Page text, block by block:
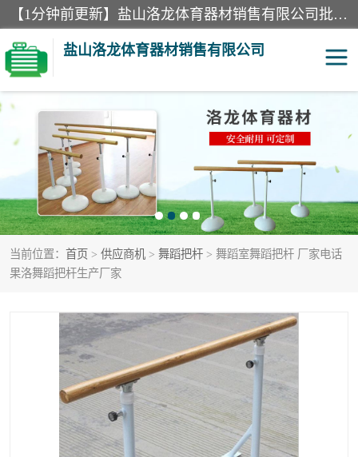
【1分钟前更新】盐山洛龙体育器材销售有限公司批量供应：300米障碍器材、400米障碍器材、部队训练器材、双杠、体操垫、舞蹈把杆等产品。盐山洛龙体育器材销售有限公司经过多年的发展，集研发，生产，销售，售后服务为一体. 奉行“质量，信誉，服务”的宗旨，以开拓创新的精神和真诚守信的态度积极进取。
盐山洛龙体育器材销售有限公司
当前位置： 首页 > 供应商机 > 舞蹈把杆 > 舞蹈室舞蹈把杆 厂家电话
果洛舞蹈把杆生产厂家
单双杠 舞蹈把杆
400米障碍器材 体操垫
300米障碍器材 攀爬架
塑胶跑道 400米障碍器材1